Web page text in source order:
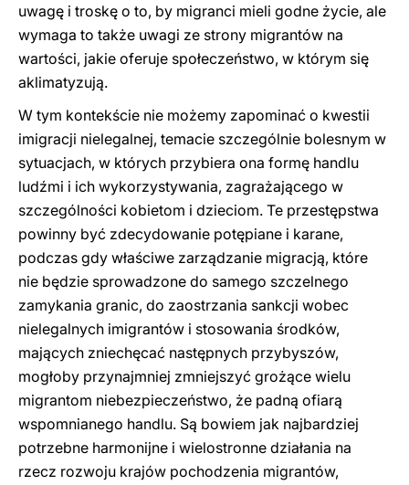
uwagę i troskę o to, by migranci mieli godne życie, ale
wymaga to także uwagi ze strony migrantów na
wartości, jakie oferuje społeczeństwo, w którym się
aklimatyzują.
W tym kontekście nie możemy zapominać o kwestii
imigracji nielegalnej, temacie szczególnie bolesnym w
sytuacjach, w których przybiera ona formę handlu
ludźmi i ich wykorzystywania, zagrażającego w
szczególności kobietom i dzieciom. Te przestępstwa
powinny być zdecydowanie potępiane i karane,
podczas gdy właściwe zarządzanie migracją, które
nie będzie sprowadzone do samego szczelnego
zamykania granic, do zaostrzania sankcji wobec
nielegalnych imigrantów i stosowania środków,
mających zniechęcać następnych przybyszów,
mogłoby przynajmniej zmniejszyć grożące wielu
migrantom niebezpieczeństwo, że padną ofiarą
wspomnianego handlu. Są bowiem jak najbardziej
potrzebne harmonijne i wielostronne działania na
rzecz rozwoju krajów pochodzenia migrantów,